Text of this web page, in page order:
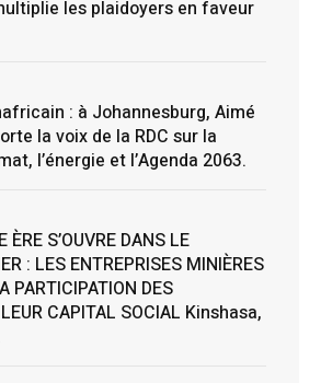
les plaidoyers en faveur
: à Johannesburg, Aimé
la voix de la RDC sur la
l’énergie et l’Agenda 2063.
ÈRE S’OUVRE DANS LE
: LES ENTREPRISES MINIÈRES
PARTICIPATION DES
CAPITAL SOCIAL Kinshasa,